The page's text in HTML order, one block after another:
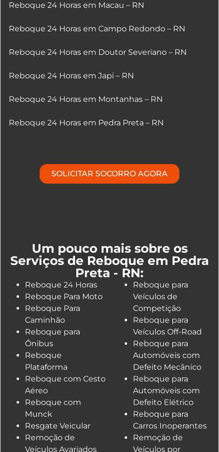
Reboque 24 Horas em Macau – RN
Reboque 24 Horas em Campo Redondo – RN
Reboque 24 Horas em Doutor Severiano – RN
Reboque 24 Horas em Japi – RN
Reboque 24 Horas em Montanhas – RN
Reboque 24 Horas em Pedra Preta – RN
SOLICITAR SOCORRO AGORA
Um pouco mais sobre os
Serviços de Reboque em Pedra
Preta - RN:
Reboque 24 Horas
Reboque Para Moto
Reboque Para
Caminhão
Reboque para
Ônibus
Reboque
Plataforma
Reboque com Cesto
Aéreo
Reboque com
Munck
Resgate Veicular
Remoção de
Veículos Avariados
Reboque para
Veículos de
Competição
Reboque para
Veículos Off-Road
Reboque para
Automóveis com
Defeito Mecânico
Reboque para
Automóveis com
Defeito Elétrico
Reboque para
Carros Inoperantes
Remoção de
Veículos por